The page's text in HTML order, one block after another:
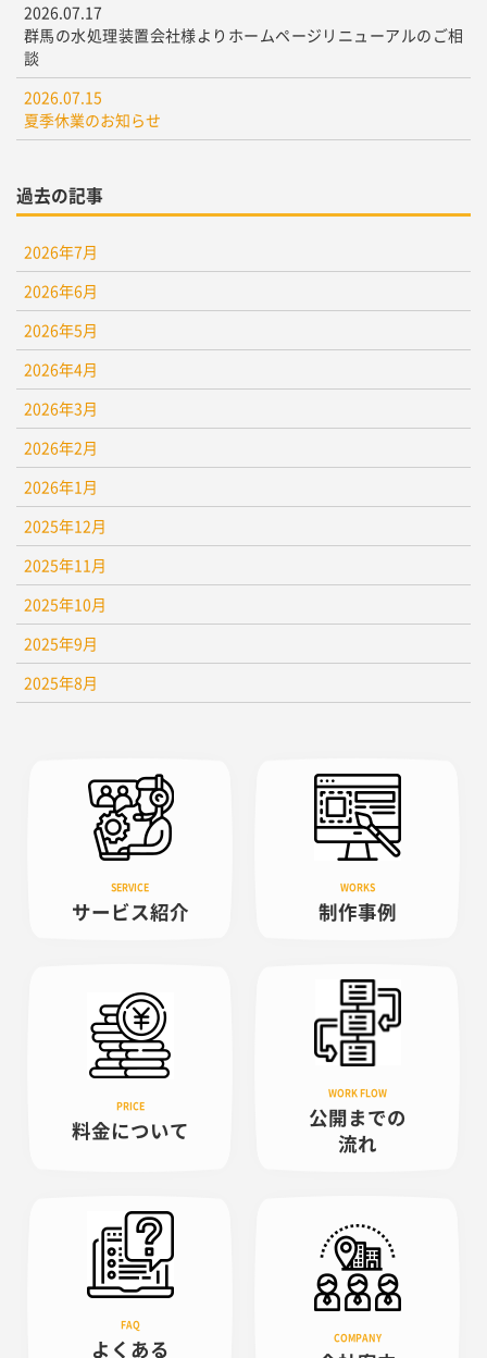
2026.07.17
群馬の水処理装置会社様よりホームページリニューアルのご相
談
2026.07.15
夏季休業のお知らせ
過去の記事
2026年7月
2026年6月
2026年5月
2026年4月
2026年3月
2026年2月
2026年1月
2025年12月
2025年11月
2025年10月
2025年9月
2025年8月
サービス紹介 制作事例
料金について
公開までの
流れ
よくある